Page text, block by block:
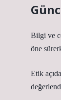
Bilgi ve
öne
Etik